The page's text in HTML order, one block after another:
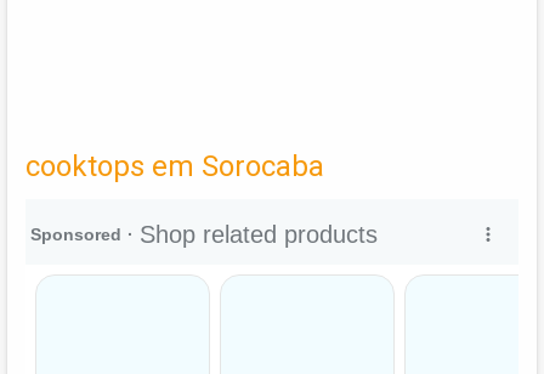
cooktops em Sorocaba